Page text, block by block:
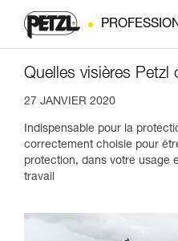
Quelles visières Petzl
27 JANVIER 2020
Indispensable pour la
correctement choisie pour
protection, dans votre usage
travail